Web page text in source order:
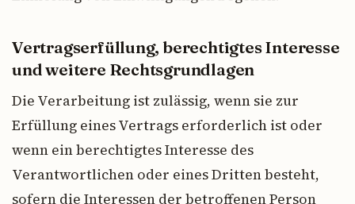
Vertragserfüllung, berechtigtes Interesse
und weitere Rechtsgrundlagen
Die Verarbeitung ist zulässig, wenn sie zur
Erfüllung eines Vertrags erforderlich ist oder
wenn ein berechtigtes Interesse des
Verantwortlichen oder eines Dritten besteht,
sofern die Interessen der betroffenen Person